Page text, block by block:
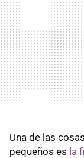
Una de las
pequeños es la